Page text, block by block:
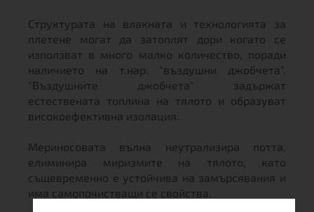
Структурата на влакната и технологията за
плетене могат да затоплят дори когато се
използват в много малко количество, поради
наличието на т.нар. "въздушни джобчета".
"Въздушните джобчета" задържат
естествената топлина на тялото и образуват
високоефективна изолация.
Мериносовата вълна неутрализира потта,
елиминира миризмите на тялото, като
същевременно е устойчива на замърсявания и
има самопочистващи се свойства.